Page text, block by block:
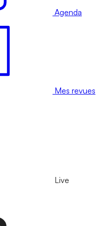
Agenda
Mes revues
Live